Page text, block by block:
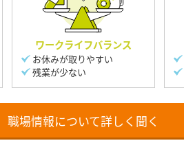
ワークライフバランス
お休みが取りやすい
残業が少ない
職場情報について詳しく聞く